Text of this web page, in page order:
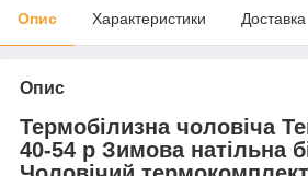
Опис Характеристики Доставка
Опис
Термобілизна чоловіча
40-54 р Зимова натільна